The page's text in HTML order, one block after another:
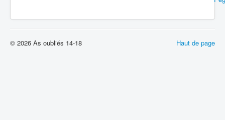
Haut de page
© 2026 As oubliés 14-18